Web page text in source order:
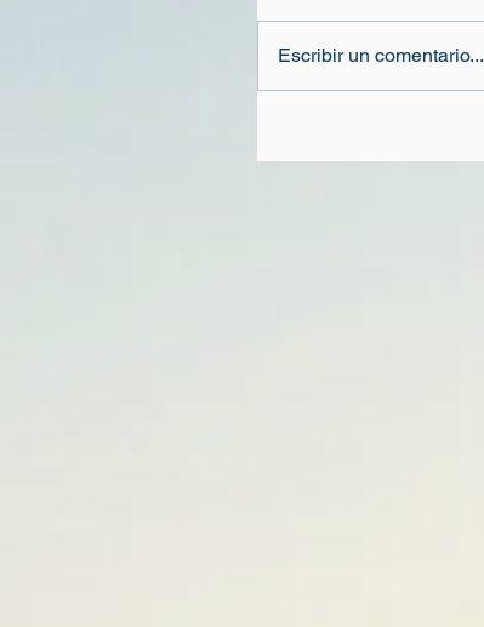
Escribir un comentario...